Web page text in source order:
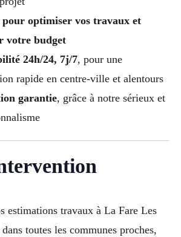
pour optimiser vos travaux et
votre budget
24h/24, 7j/7, pour une
rapide en centre-ville et alentours
garantie, grâce à notre sérieux et
estimations travaux à La Fare Les
toutes les communes proches,